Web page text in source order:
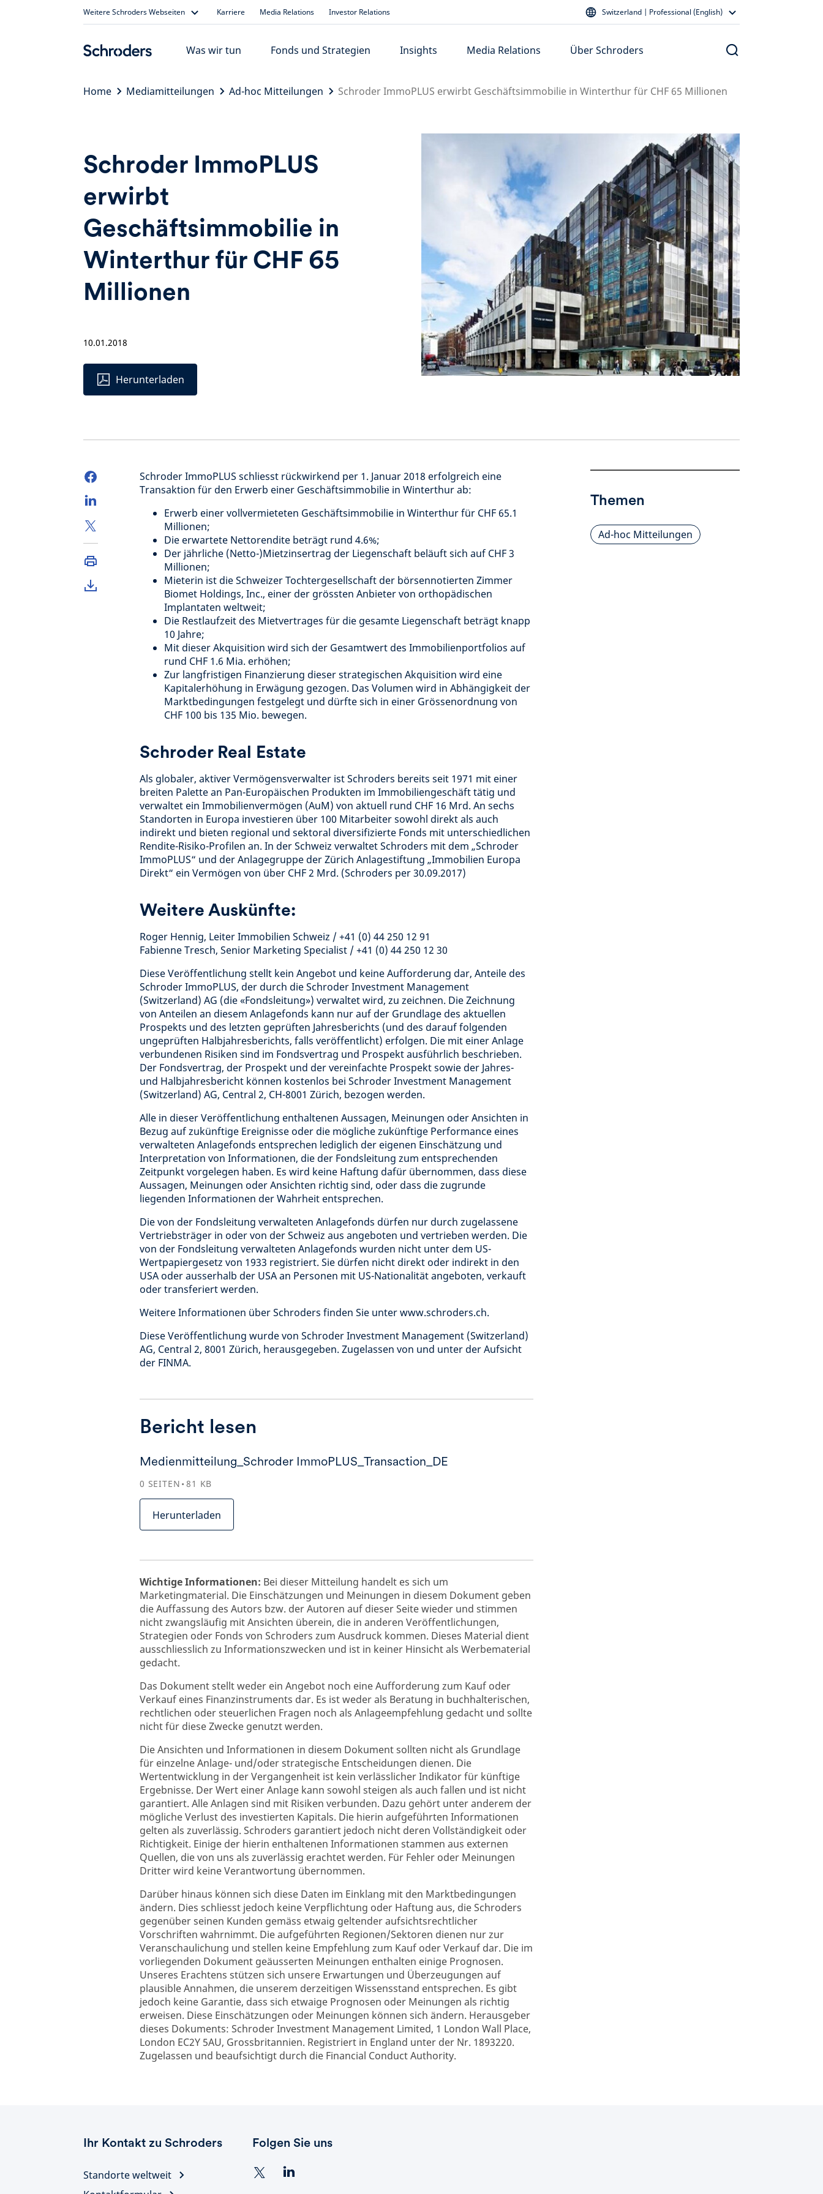
Weitere Schroders Webseiten Karriere Media Relations Investor Relations Switzerland | Professional (English)
Was wir tun Fonds und Strategien Insights Media Relations Über Schroders
Home Mediamitteilungen Ad-hoc Mitteilungen Schroder ImmoPLUS erwirbt Geschäftsimmobilie in Winterthur für CHF 65 Millionen
Schroder ImmoPLUS
erwirbt
Geschäftsimmobilie in
Winterthur für CHF 65
Millionen
10.01.2018
Herunterladen
Schroder ImmoPLUS schliesst rückwirkend per 1. Januar 2018 erfolgreich eine
Transaktion für den Erwerb einer Geschäftsimmobilie in Winterthur ab:
Erwerb einer vollvermieteten Geschäftsimmobilie in Winterthur für CHF 65.1
Millionen;
Die erwartete Nettorendite beträgt rund 4.6%;
Der jährliche (Netto-)Mietzinsertrag der Liegenschaft beläuft sich auf CHF 3
Millionen;
Mieterin ist die Schweizer Tochtergesellschaft der börsennotierten Zimmer
Biomet Holdings, Inc., einer der grössten Anbieter von orthopädischen
Implantaten weltweit;
Die Restlaufzeit des Mietvertrages für die gesamte Liegenschaft beträgt knapp
10 Jahre;
Mit dieser Akquisition wird sich der Gesamtwert des Immobilienportfolios auf
rund CHF 1.6 Mia. erhöhen;
Zur langfristigen Finanzierung dieser strategischen Akquisition wird eine
Kapitalerhöhung in Erwägung gezogen. Das Volumen wird in Abhängigkeit der
Marktbedingungen festgelegt und dürfte sich in einer Grössenordnung von
CHF 100 bis 135 Mio. bewegen.
Schroder Real Estate
Als globaler, aktiver Vermögensverwalter ist Schroders bereits seit 1971 mit einer
breiten Palette an Pan-Europäischen Produkten im Immobiliengeschäft tätig und
verwaltet ein Immobilienvermögen (AuM) von aktuell rund CHF 16 Mrd. An sechs
Standorten in Europa investieren über 100 Mitarbeiter sowohl direkt als auch
indirekt und bieten regional und sektoral diversifizierte Fonds mit unterschiedlichen
Rendite-Risiko-Profilen an. In der Schweiz verwaltet Schroders mit dem „Schroder
ImmoPLUS“ und der Anlagegruppe der Zürich Anlagestiftung „Immobilien Europa
Direkt“ ein Vermögen von über CHF 2 Mrd. (Schroders per 30.09.2017)
Weitere Auskünfte:
Roger Hennig, Leiter Immobilien Schweiz / +41 (0) 44 250 12 91
Fabienne Tresch, Senior Marketing Specialist / +41 (0) 44 250 12 30
Diese Veröffentlichung stellt kein Angebot und keine Aufforderung dar, Anteile des
Schroder ImmoPLUS, der durch die Schroder Investment Management
(Switzerland) AG (die «Fondsleitung») verwaltet wird, zu zeichnen. Die Zeichnung
von Anteilen an diesem Anlagefonds kann nur auf der Grundlage des aktuellen
Prospekts und des letzten geprüften Jahresberichts (und des darauf folgenden
ungeprüften Halbjahresberichts, falls veröffentlicht) erfolgen. Die mit einer Anlage
verbundenen Risiken sind im Fondsvertrag und Prospekt ausführlich beschrieben.
Der Fondsvertrag, der Prospekt und der vereinfachte Prospekt sowie der Jahres-
und Halbjahresbericht können kostenlos bei Schroder Investment Management
(Switzerland) AG, Central 2, CH-8001 Zürich, bezogen werden.
Alle in dieser Veröffentlichung enthaltenen Aussagen, Meinungen oder Ansichten in
Bezug auf zukünftige Ereignisse oder die mögliche zukünftige Performance eines
verwalteten Anlagefonds entsprechen lediglich der eigenen Einschätzung und
Interpretation von Informationen, die der Fondsleitung zum entsprechenden
Zeitpunkt vorgelegen haben. Es wird keine Haftung dafür übernommen, dass diese
Aussagen, Meinungen oder Ansichten richtig sind, oder dass die zugrunde
liegenden Informationen der Wahrheit entsprechen.
Die von der Fondsleitung verwalteten Anlagefonds dürfen nur durch zugelassene
Vertriebsträger in oder von der Schweiz aus angeboten und vertrieben werden. Die
von der Fondsleitung verwalteten Anlagefonds wurden nicht unter dem US-
Wertpapiergesetz von 1933 registriert. Sie dürfen nicht direkt oder indirekt in den
USA oder ausserhalb der USA an Personen mit US-Nationalität angeboten, verkauft
oder transferiert werden.
Weitere Informationen über Schroders finden Sie unter www.schroders.ch.
Diese Veröffentlichung wurde von Schroder Investment Management (Switzerland)
AG, Central 2, 8001 Zürich, herausgegeben. Zugelassen von und unter der Aufsicht
der FINMA.
Bericht lesen
Medienmitteilung_Schroder ImmoPLUS_Transaction_DE
0 SEITEN 81 KB
Herunterladen
Wichtige Informationen: Bei dieser Mitteilung handelt es sich um
Marketingmaterial. Die Einschätzungen und Meinungen in diesem Dokument geben
die Auffassung des Autors bzw. der Autoren auf dieser Seite wieder und stimmen
nicht zwangsläufig mit Ansichten überein, die in anderen Veröffentlichungen,
Strategien oder Fonds von Schroders zum Ausdruck kommen. Dieses Material dient
ausschliesslich zu Informationszwecken und ist in keiner Hinsicht als Werbematerial
gedacht.
Das Dokument stellt weder ein Angebot noch eine Aufforderung zum Kauf oder
Verkauf eines Finanzinstruments dar. Es ist weder als Beratung in buchhalterischen,
rechtlichen oder steuerlichen Fragen noch als Anlageempfehlung gedacht und sollte
nicht für diese Zwecke genutzt werden.
Die Ansichten und Informationen in diesem Dokument sollten nicht als Grundlage
für einzelne Anlage- und/oder strategische Entscheidungen dienen. Die
Wertentwicklung in der Vergangenheit ist kein verlässlicher Indikator für künftige
Ergebnisse. Der Wert einer Anlage kann sowohl steigen als auch fallen und ist nicht
garantiert. Alle Anlagen sind mit Risiken verbunden. Dazu gehört unter anderem der
mögliche Verlust des investierten Kapitals. Die hierin aufgeführten Informationen
gelten als zuverlässig. Schroders garantiert jedoch nicht deren Vollständigkeit oder
Richtigkeit. Einige der hierin enthaltenen Informationen stammen aus externen
Quellen, die von uns als zuverlässig erachtet werden. Für Fehler oder Meinungen
Dritter wird keine Verantwortung übernommen.
Darüber hinaus können sich diese Daten im Einklang mit den Marktbedingungen
ändern. Dies schliesst jedoch keine Verpflichtung oder Haftung aus, die Schroders
gegenüber seinen Kunden gemäss etwaig geltender aufsichtsrechtlicher
Vorschriften wahrnimmt. Die aufgeführten Regionen/Sektoren dienen nur zur
Veranschaulichung und stellen keine Empfehlung zum Kauf oder Verkauf dar. Die im
vorliegenden Dokument geäusserten Meinungen enthalten einige Prognosen.
Unseres Erachtens stützen sich unsere Erwartungen und Überzeugungen auf
plausible Annahmen, die unserem derzeitigen Wissensstand entsprechen. Es gibt
jedoch keine Garantie, dass sich etwaige Prognosen oder Meinungen als richtig
erweisen. Diese Einschätzungen oder Meinungen können sich ändern. Herausgeber
dieses Dokuments: Schroder Investment Management Limited, 1 London Wall Place,
London EC2Y 5AU, Grossbritannien. Registriert in England unter der Nr. 1893220.
Zugelassen und beaufsichtigt durch die Financial Conduct Authority.
Themen
Ad-hoc Mitteilungen
Ihr Kontakt zu Schroders
Standorte weltweit
Folgen Sie uns